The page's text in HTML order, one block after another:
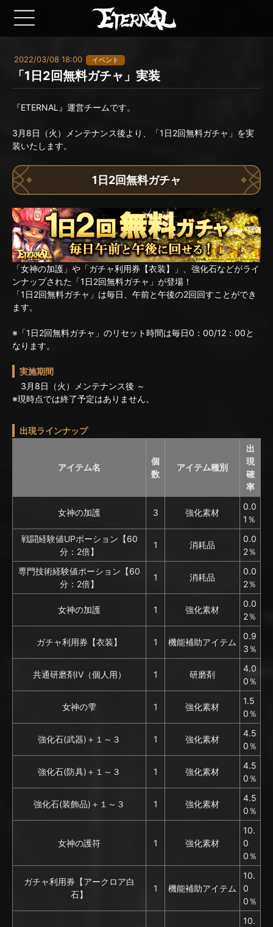
2022/03/08 18:00 イベント
「1日2回無料ガチャ」実装
『ETERNAL』運営チームです。
3月8日（火）メンテナンス後より、「1日2回無料ガチャ」を実
装いたします。
1日2回無料ガチャ
「女神の加護」や「ガチャ利用券【衣装】」、強化石などがライ
ンナップされた「1日2回無料ガチャ」が登場！
「1日2回無料ガチャ」は毎日、午前と午後の2回回すことができ
ます。
※「1日2回無料ガチャ」のリセット時間は毎日0：00/12：00と
なります。
実施期間
3月8日（火）メンテナンス後 ～
※現時点では終了予定はありません。
出現ラインナップ
アイテム名
個
数
アイテム種別
出
現
確
率
女神の加護 3 強化素材
0.0
1％
戦闘経験値UPポーション【60
分：2倍】
1 消耗品
0.0
2％
専門技術経験値ポーション【60
分：2倍】
1 消耗品
0.0
2％
女神の加護 1 強化素材
0.0
2％
ガチャ利用券【衣装】 1 機能補助アイテム
0.9
3％
共通研磨剤IV（個人用） 1 研磨剤
4.0
0％
女神の雫 1 強化素材
1.5
0％
強化石(武器)＋１～３ 1 強化素材
4.5
0％
強化石(防具)＋１～３ 1 強化素材
4.5
0％
強化石(装飾品)＋１～３ 1 強化素材
4.5
0％
女神の護符 1 強化素材
10.
0
0％
ガチャ利用券【アークロア白
石】
1 機能補助アイテム
10.
0
0％
10.